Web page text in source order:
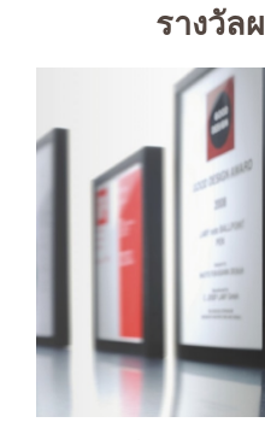
รางวั